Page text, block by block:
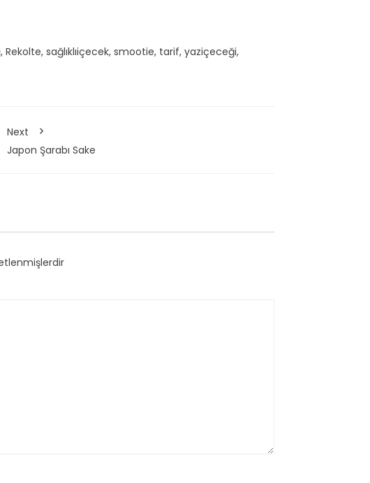
, Rekolte, sağlıklıiçecek, smootie, tarif, yaziçeceği,
Next
Japon Şarabı Sake